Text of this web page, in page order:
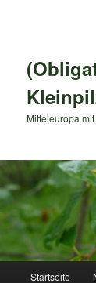
Mitteleuropa
Startseite